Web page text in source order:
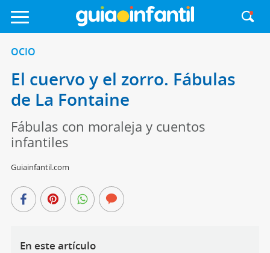
OCIO
El cuervo y el zorro. Fábulas
de La Fontaine
Fábulas con moraleja y cuentos
infantiles
Guiainfantil.com
En este artículo